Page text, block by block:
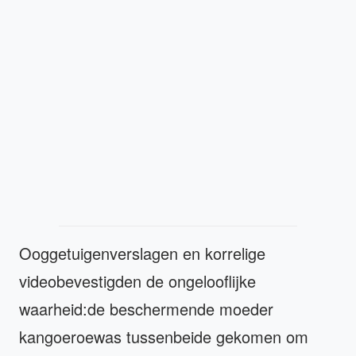
Ooggetuigenverslagen en korrelige
videobevestigden de ongelooflijke
waarheid:de beschermende moeder
kangoeroewas tussenbeide gekomen om